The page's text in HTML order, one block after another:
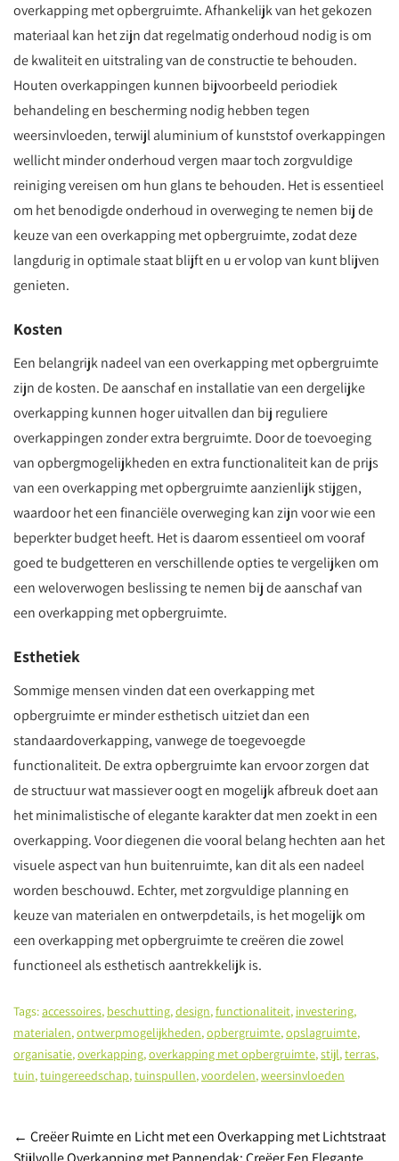
overkapping met opbergruimte. Afhankelijk van het gekozen
materiaal kan het zijn dat regelmatig onderhoud nodig is om
de kwaliteit en uitstraling van de constructie te behouden.
Houten overkappingen kunnen bijvoorbeeld periodiek
behandeling en bescherming nodig hebben tegen
weersinvloeden, terwijl aluminium of kunststof overkappingen
wellicht minder onderhoud vergen maar toch zorgvuldige
reiniging vereisen om hun glans te behouden. Het is essentieel
om het benodigde onderhoud in overweging te nemen bij de
keuze van een overkapping met opbergruimte, zodat deze
langdurig in optimale staat blijft en u er volop van kunt blijven
genieten.
Kosten
Een belangrijk nadeel van een overkapping met opbergruimte
zijn de kosten. De aanschaf en installatie van een dergelijke
overkapping kunnen hoger uitvallen dan bij reguliere
overkappingen zonder extra bergruimte. Door de toevoeging
van opbergmogelijkheden en extra functionaliteit kan de prijs
van een overkapping met opbergruimte aanzienlijk stijgen,
waardoor het een financiële overweging kan zijn voor wie een
beperkter budget heeft. Het is daarom essentieel om vooraf
goed te budgetteren en verschillende opties te vergelijken om
een weloverwogen beslissing te nemen bij de aanschaf van
een overkapping met opbergruimte.
Esthetiek
Sommige mensen vinden dat een overkapping met
opbergruimte er minder esthetisch uitziet dan een
standaardoverkapping, vanwege de toegevoegde
functionaliteit. De extra opbergruimte kan ervoor zorgen dat
de structuur wat massiever oogt en mogelijk afbreuk doet aan
het minimalistische of elegante karakter dat men zoekt in een
overkapping. Voor diegenen die vooral belang hechten aan het
visuele aspect van hun buitenruimte, kan dit als een nadeel
worden beschouwd. Echter, met zorgvuldige planning en
keuze van materialen en ontwerpdetails, is het mogelijk om
een overkapping met opbergruimte te creëren die zowel
functioneel als esthetisch aantrekkelijk is.
Tags:accessoires, beschutting,design,functionaliteit, investering,
materialen,ontwerpmogelijkheden,opbergruimte,opslagruimte,
organisatie,overkapping,overkapping met opbergruimte,stijl,terras,
tuin,tuingereedschap,tuinspullen,voordelen,weersinvloeden
Post
← Creëer Ruimte en Licht met een Overkapping met Lichtstraat